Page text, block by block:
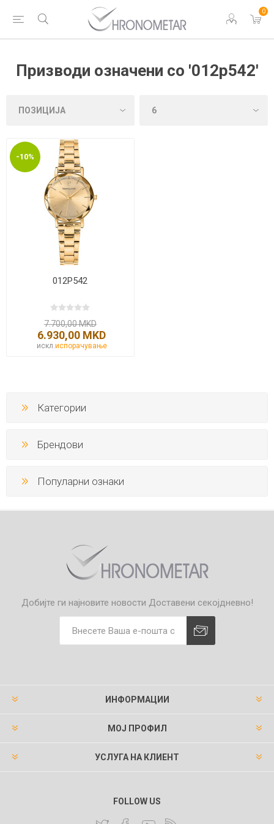
0
Призводи означени со '012p542'
-10%
012P542
7.700,00 MKD
6.930,00 MKD
искл. испорачување
Категории
Брендови
Популарни ознаки
Добијте ги најновите новости Доставени секојдневно!
ИНФОРМАЦИИ
МОЈ ПРОФИЛ
УСЛУГА НА КЛИЕНТ
FOLLOW US